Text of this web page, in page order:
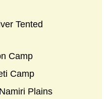
Tented
Camp
Camp
Plains